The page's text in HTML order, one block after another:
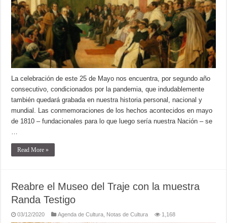
La celebración de este 25 de Mayo nos encuentra, por segundo año
consecutivo, condicionados por la pandemia, que indudablemente
también quedará grabada en nuestra historia personal, nacional y
mundial. Las conmemoraciones de los hechos acontecidos en mayo
de 1810 – fundacionales para lo que luego sería nuestra Nación – se
Read More »
Reabre el Museo del Traje con la muestra
Randa Testigo
03/12/2020 Agenda de Cultura Notas de Cultura 1,168